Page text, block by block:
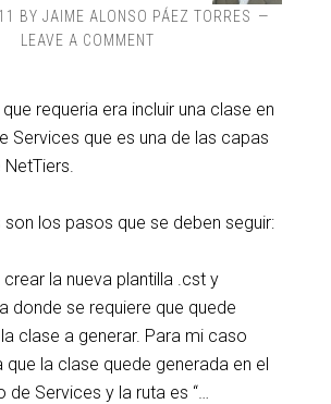
BY JAIME ALONSO PÁEZ TORRES
LEAVE A COMMENT
requeria era incluir una clase en
Services que es una de las capas
son los pasos que se deben seguir:
la nueva plantilla .cst y
donde se requiere que quede
clase a generar. Para mi caso
que la clase quede generada en el
de Services y la ruta es “…